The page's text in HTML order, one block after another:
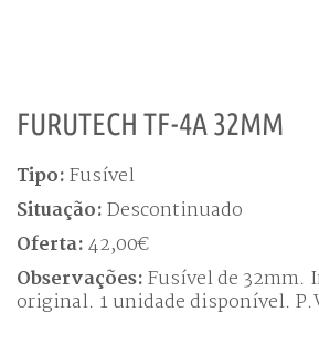
FURUTECH TF-4A 32MM
Tipo: Fusível
Situação: Descontinuado
Oferta: 42,00€
Observações: Fusível de 32mm.
original. 1 unidade disponível.